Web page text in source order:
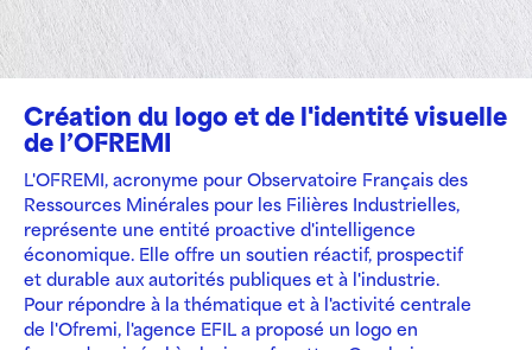
Création du logo et de l'identité visuelle
de l’OFREMI
L'OFREMI, acronyme pour Observatoire Français des
Ressources Minérales pour les Filières Industrielles,
représente une entité proactive d'intelligence
économique. Elle offre un soutien réactif, prospectif
et durable aux autorités publiques et à l'industrie.
Pour répondre à la thématique et à l'activité centrale
de l'Ofremi, l'agence EFIL a proposé un logo en